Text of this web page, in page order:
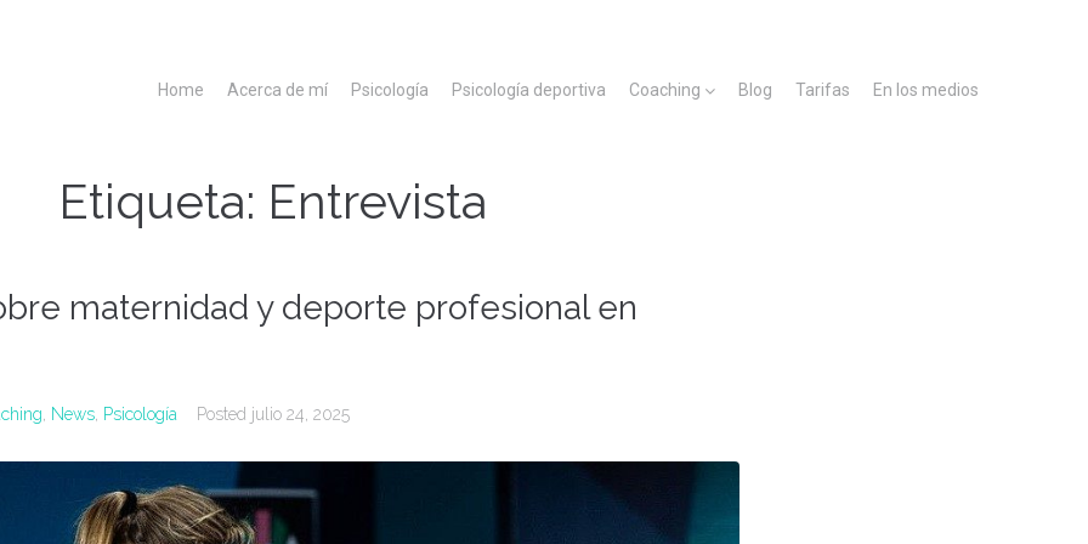
Home Acerca de mí Psicología Psicología deportiva Coaching Blog Tarifas En los medios
Etiqueta: Entrevista
maternidad y deporte profesional en
News Psicología Posted julio 24, 2025